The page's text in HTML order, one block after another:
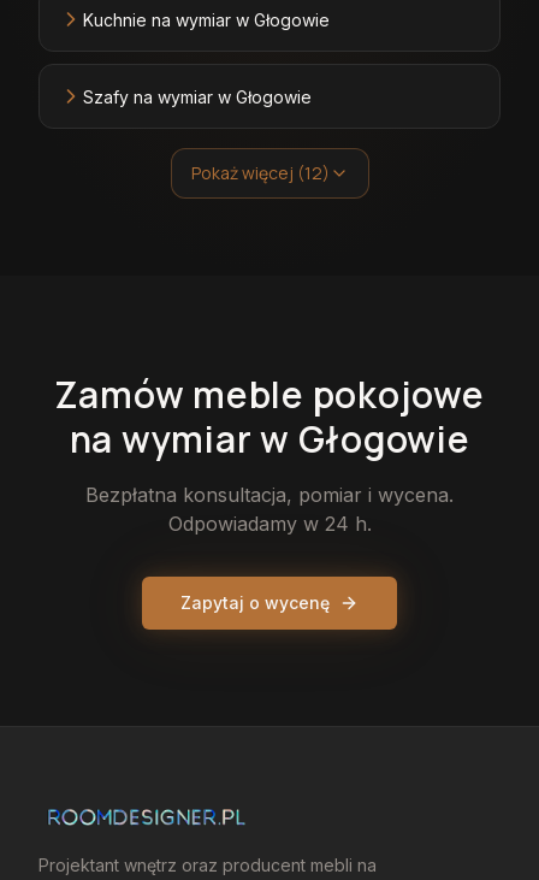
Kuchnie na wymiar w Głogowie
Szafy na wymiar w Głogowie
Pokaż więcej (12)
Zamów meble pokojowe
na wymiarw Głogowie
Bezpłatna konsultacja, pomiar i wycena.
Odpowiadamy w 24 h.
Zapytaj o wycenę
Projektant wnętrz oraz producent mebli na